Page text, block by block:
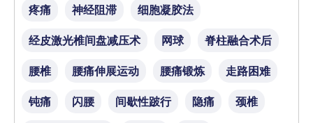
疼痛
神经阻滞
细胞凝胶法
经皮激光椎间盘减压术
网球
脊柱融合术后
腰椎
腰痛伸展运动 腰痛锻炼
走路困难
钝痛
闪腰 间歇性跛行 隐痛
颈椎